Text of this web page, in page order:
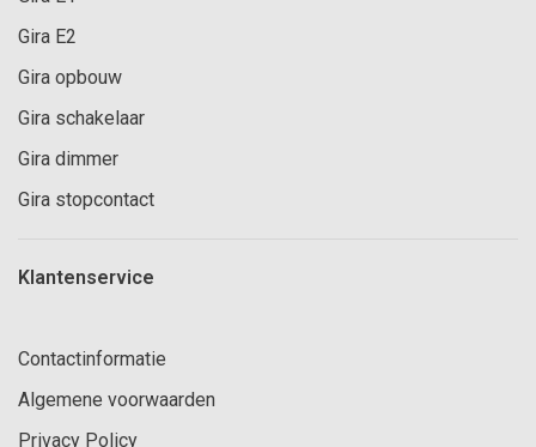
Gira E2
Gira opbouw
Gira schakelaar
Gira dimmer
Gira stopcontact
Klantenservice
Contactinformatie
Algemene voorwaarden
Privacy Policy